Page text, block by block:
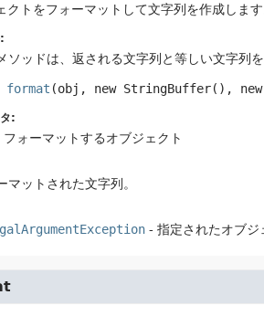
クトをフォーマットして文字列を作成します
ソッドは、返される文字列と等しい文字列
format (obj, new StringBuffer(),
:
フォーマットするオブジェクト
マットされた文字列。
- 指定されたオブジ